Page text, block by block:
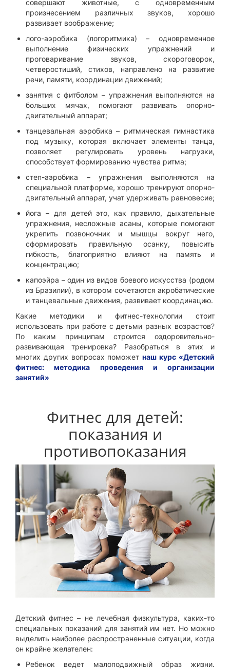
совершают животные, с одновременным
произнесением различных звуков, хорошо
развивает воображение;
лого-аэробика (логоритмика) – одновременное
выполнение физических упражнений и
проговаривание звуков, скороговорок,
четверостиший, стихов, направлено на развитие
речи, памяти, координации движений;
занятия с фитболом – упражнения выполняются на
больших мячах, помогают развивать опорно-
двигательный аппарат;
танцевальная аэробика – ритмическая гимнастика
под музыку, которая включает элементы танца,
позволяет регулировать уровень нагрузки,
способствует формированию чувства ритма;
степ-аэробика – упражнения выполняются на
специальной платформе, хорошо тренируют опорно-
двигательный аппарат, учат удерживать равновесие;
йога – для детей это, как правило, дыхательные
упражнения, несложные асаны, которые помогают
укрепить позвоночник и мышцы вокруг него,
сформировать правильную осанку, повысить
гибкость, благоприятно влияют на память и
концентрацию;
капоэйра – один из видов боевого искусства (родом
из Бразилии), в котором сочетаются акробатические
и танцевальные движения, развивает координацию.
Какие методики и фитнес-технологии стоит
использовать при работе с детьми разных возрастов?
По каким принципам строится оздоровительно-
развивающая тренировка? Разобраться в этих и
многих других вопросах поможетнаш курс «Детский
фитнес: методика проведения и организации
занятий»
Фитнес для детей:
показания и
противопоказания
Детский фитнес – не лечебная физкультура, каких-то
специальных показаний для занятий им нет. Но можно
выделить наиболее распространенные ситуации, когда
он крайне желателен:
Ребенок ведет малоподвижный образ жизни.